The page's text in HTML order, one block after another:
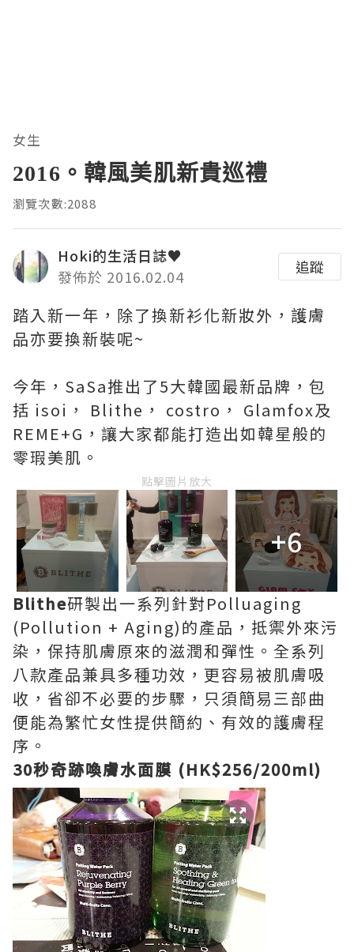
女生
2016。韓風美肌新貴巡禮
瀏覽次數:2088
Hoki的生活日誌♥
發佈於 2016.02.04
追蹤
踏入新一年，除了換新衫化新妝外， 護膚
品亦要換新裝呢~
今年，SaSa推出了5大韓國最新品牌，包
括 isoi ， Blithe ， costro ， Glamfox及
REME+G ，讓大家都能打造出如韓星般的
零瑕美肌。
點擊圖片放大
+6
Blithe研製出一系列針對Polluaging
(Pollution + Aging)的產品，抵禦外來污
染，保持肌膚原來的滋潤和彈性。全系列
八款產品兼具多種功效，更容易被肌膚吸
收，省卻不必要的步驟，只須簡易三部曲
便能為繁忙女性提供簡約、有效的護膚程
序。
30秒奇跡喚膚水面膜 (HK$256/200ml)